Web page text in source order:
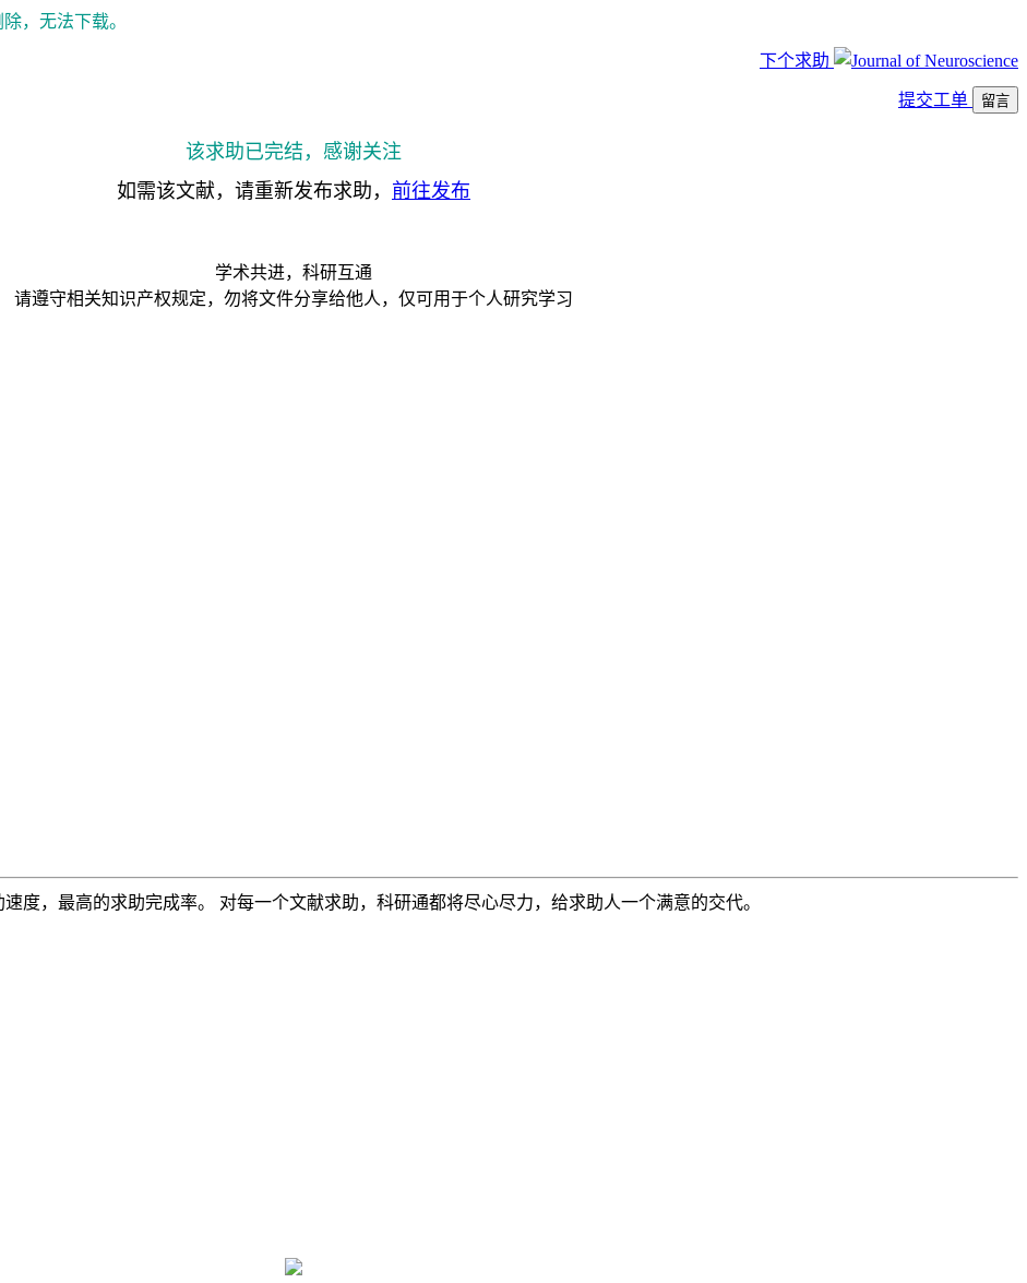
，无法下载。
下个求助
提交工单 留言
该求助已完结，感谢关注
如需该文献，请重新发布求助， 前往发布
学术共进，科研互通
请遵守相关知识产权规定，勿将文件分享给他人，仅可用于个人研究学习
度，最高的求助完成率。 对每一个文献求助，科研通都将尽心尽力，给求助人一个满意的交代。